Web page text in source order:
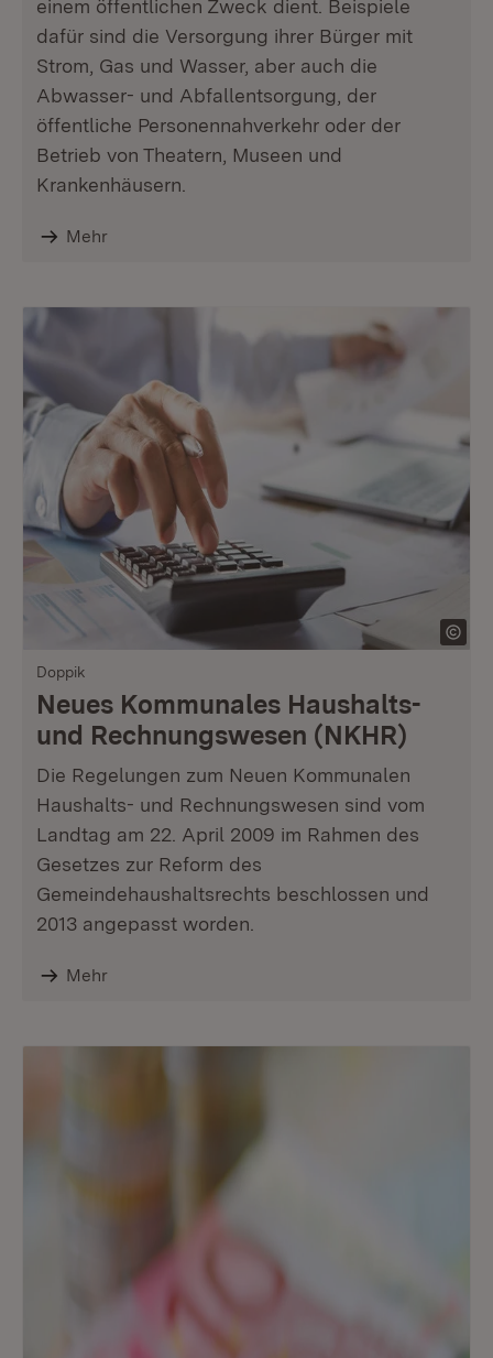
einem öffentlichen Zweck dient. Beispiele
dafür sind die Versorgung ihrer Bürger mit
Strom, Gas und Wasser, aber auch die
Abwasser- und Abfallentsorgung, der
öffentliche Personennahverkehr oder der
Betrieb von Theatern, Museen und
Krankenhäusern.
Mehr
Doppik
Neues Kommunales Haushalts-
und Rechnungswesen (NKHR)
Die Regelungen zum Neuen Kommunalen
Haushalts- und Rechnungswesen sind vom
Landtag am 22. April 2009 im Rahmen des
Gesetzes zur Reform des
Gemeindehaushaltsrechts beschlossen und
2013 angepasst worden.
Mehr